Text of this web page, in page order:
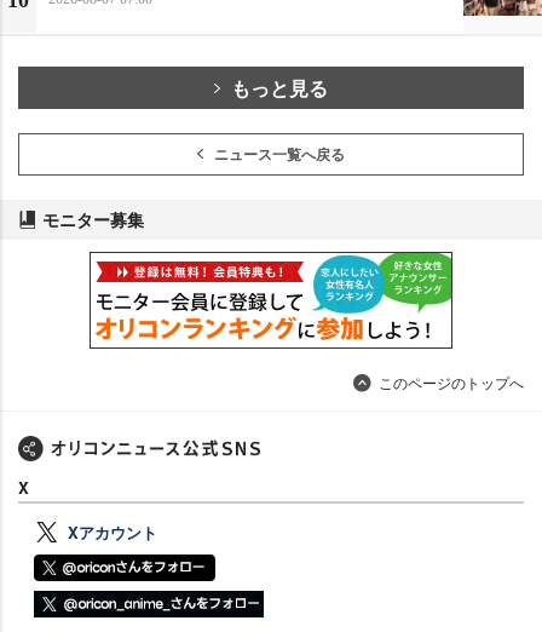
もっと見る
ニュース一覧へ戻る
モニター募集
このページのトップへ
X
Xアカウント